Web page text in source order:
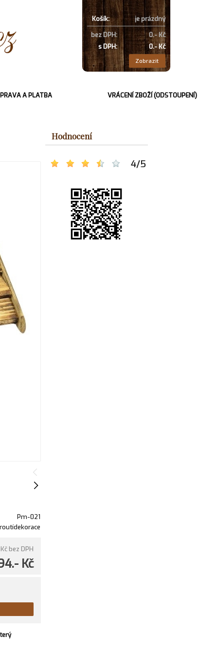
Košík:
je prázdný
bez DPH:
0.- Kč
s DPH:
0.- Kč
Zobrazit
A PLATBA VRÁCENÍ ZBOŽÍ (ODSTOUPENÍ)
Hodnocení
4/5
Pm-021
bez DPH
Kč